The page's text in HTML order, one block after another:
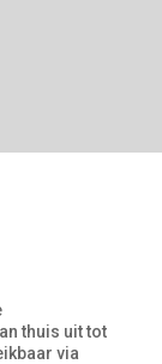
thuis uit tot
via